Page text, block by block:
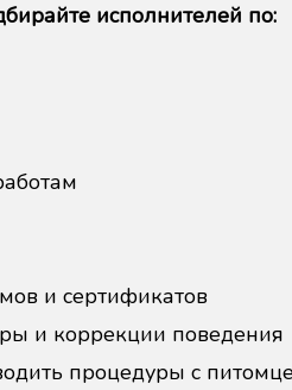
исполнителей по:
и сертификатов
и коррекции поведения
процедуры с